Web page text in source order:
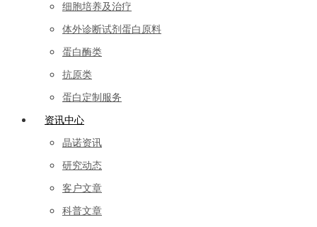
细胞培养及治疗
体外诊断试剂蛋白原料
蛋白酶类
抗原类
蛋白定制服务
资讯中心
晶诺资讯
研究动态
客户文章
科普文章